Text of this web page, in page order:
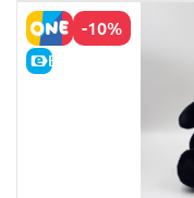
-10%
E-KAINA